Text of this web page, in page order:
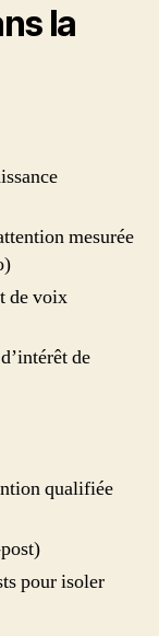
la
mesurée
de voix
de
qualifiée
pour isoler